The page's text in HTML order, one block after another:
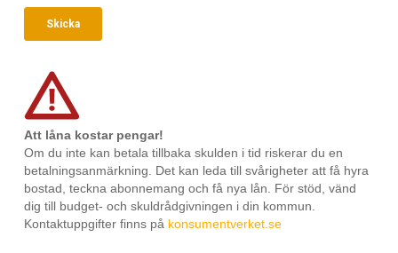
Att låna kostar pengar!
Om du inte kan betala tillbaka skulden i tid riskerar du en
betalningsanmärkning. Det kan leda till svårigheter att få hyra
bostad, teckna abonnemang och få nya lån. För stöd, vänd
dig till budget- och skuldrådgivningen i din kommun.
Kontaktuppgifter finns på konsumentverket.se